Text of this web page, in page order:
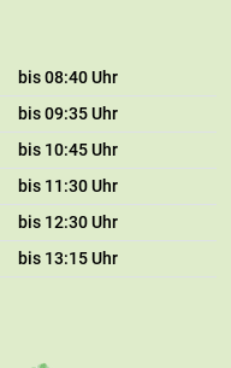
bis 08:40 Uhr
bis 09:35 Uhr
bis 10:45 Uhr
bis 11:30 Uhr
bis 12:30 Uhr
bis 13:15 Uhr